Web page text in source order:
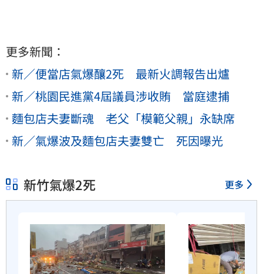
更多新聞：
新／便當店氣爆釀2死 最新火調報告出爐
新／桃園民進黨4屆議員涉收賄 當庭逮捕
麵包店夫妻斷魂 老父「模範父親」永缺席
新／氣爆波及麵包店夫妻雙亡 死因曝光
新竹氣爆2死 更多